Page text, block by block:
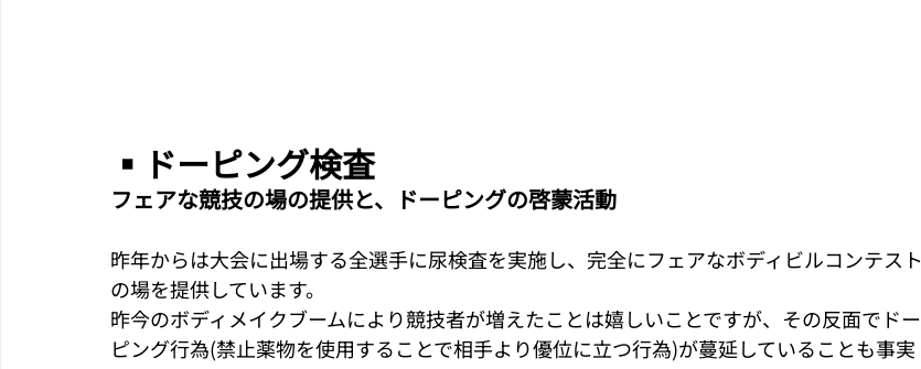
▪︎ドーピング検査
フェアな競技の場の提供と、ドーピングの啓蒙活動
昨年からは大会に出場する全選手に尿検査を実施し、完全にフェアなボディビルコンテスト
の場を提供しています。
昨今のボディメイクブームにより競技者が増えたことは嬉しいことですが、その反面でドー
ピング行為(禁止薬物を使用することで相手より優位に立つ行為)が蔓延していることも事実